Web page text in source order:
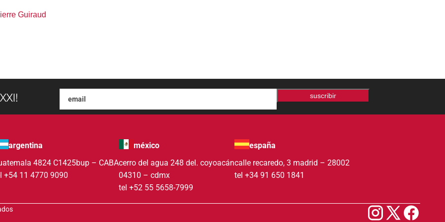
Guiraud
suscribir
argentina
4824 C1425bup – CABA
+54 11 4770 9090
méxico
cerro del agua 248 del. coyoacán
04310 – cdmx
tel +52 55 5658-7999
españa
calle recaredo, 3 madrid – 28002
tel +34 91 650 1841